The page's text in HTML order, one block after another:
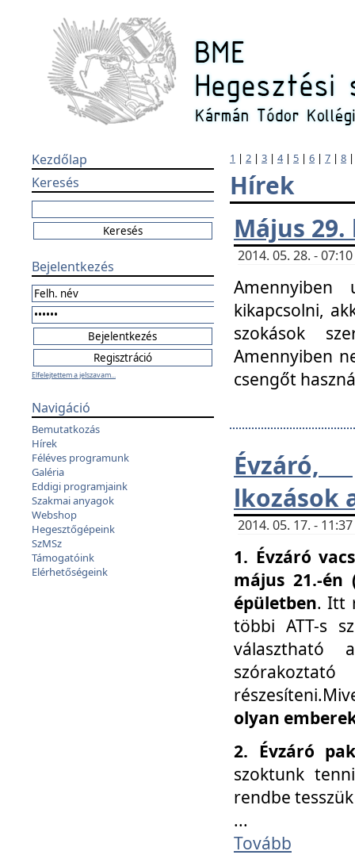
Kezdőlap
Keresés
Bejelentkezés
Elfelejtettem a jelszavam...
Navigáció
Bemutatkozás
Hírek
Féléves programunk
Galéria
Eddigi programjaink
Szakmai anyagok
Webshop
Hegesztőgépeink
SzMSz
Támogatóink
Elérhetőségeink
1 | 2 | 3 | 4| 5 | 6 | 7 | 8
Hírek
Május
2014. 05. 28. -
kikapcsolni,
szokások
Amennyiben
csengőt
Évzáró,
lkozások
2014. 05. 17. -
1. Évzáró
május 21.-én
épületben. Itt
többi ATT-s
választható
olyan
2. Évzáró
szoktunk
rendbe
...
Tovább